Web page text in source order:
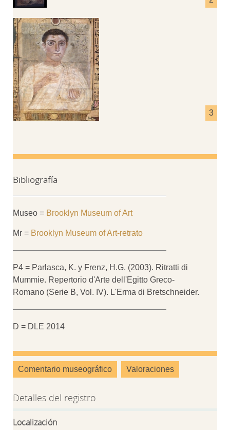
Bibliografía
Museo = Brooklyn Museum of Art
Mr = Brooklyn Museum of Art-retrato
P4 = Parlasca, K. y Frenz, H.G. (2003). Ritratti di
Mummie. Repertorio d'Arte dell'Egitto Greco-
Romano (Serie B, Vol. IV). L'Erma di Bretschneider.
D = DLE 2014
Comentario museográfico Valoraciones
Detalles del registro
Localización